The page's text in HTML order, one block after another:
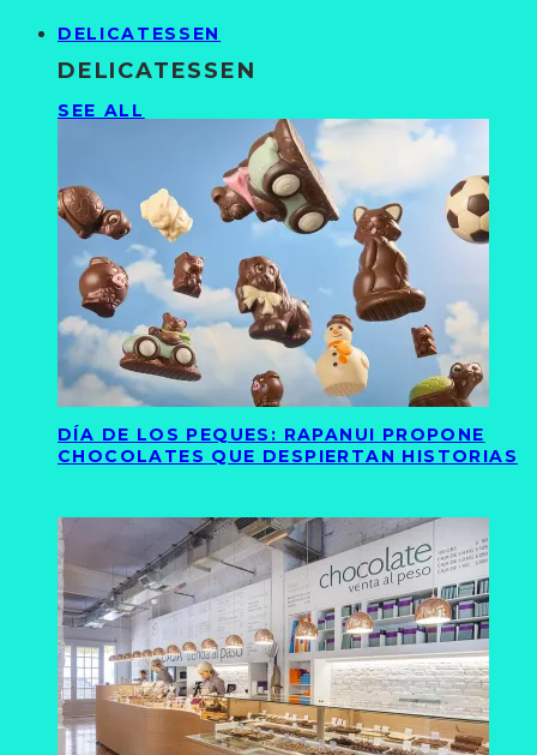
DELICATESSEN
DELICATESSEN
SEE ALL
DÍA DE LOS PEQUES: RAPANUI PROPONE
CHOCOLATES QUE DESPIERTAN HISTORIAS